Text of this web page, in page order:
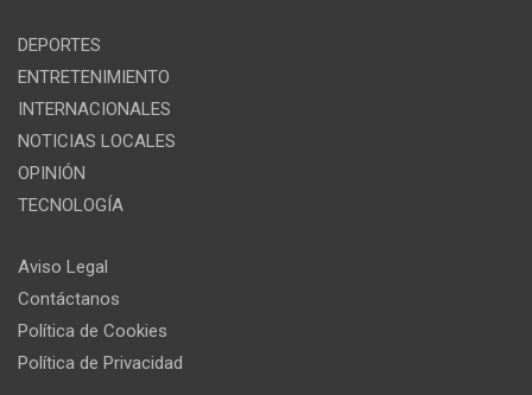
DEPORTES
ENTRETENIMIENTO
INTERNACIONALES
NOTICIAS LOCALES
OPINIÓN
TECNOLOGÍA
Aviso Legal
Contáctanos
Política de Cookies
Política de Privacidad